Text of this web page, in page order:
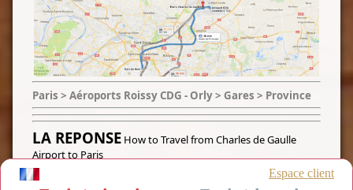
Paris > Aéroports Roissy CDG - Orly > Gares > Province
LA REPONSE How to Travel from Charles de Gaulle
Airport to Paris